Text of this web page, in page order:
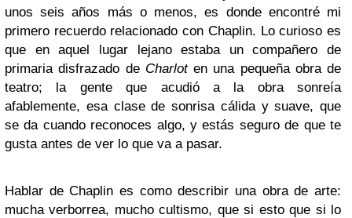
unos seis años más o menos, es donde encontré mi
primero recuerdo relacionado con Chaplin. Lo curioso es
que en aquel lugar lejano estaba un compañero de
primaria disfrazado de Charloten una pequeña obra de
teatro; la gente que acudió a la obra sonreía
afablemente, esa clase de sonrisa cálida y suave, que
se da cuando reconoces algo, y estás seguro de que te
gusta antes de ver lo que va a pasar.
Hablar de Chaplin es como describir una obra de arte:
mucha verborrea, mucho cultismo, que si esto que si lo